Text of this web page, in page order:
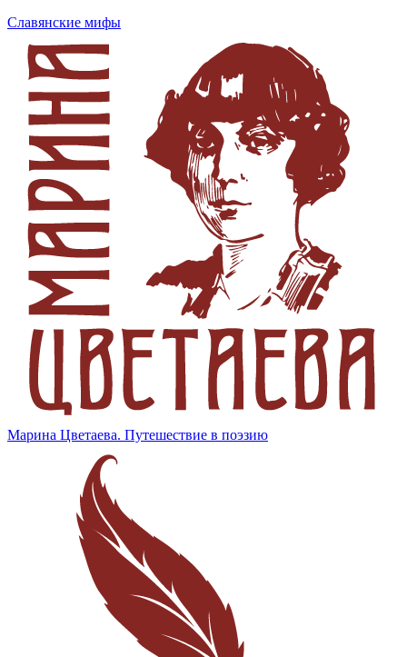
Славянские мифы
Марина Цветаева. Путешествие в поэзию